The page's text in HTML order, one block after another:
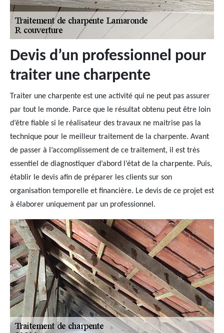
Devis d’un professionnel pour
traiter une charpente
Traiter une charpente est une activité qui ne peut pas assurer
par tout le monde. Parce que le résultat obtenu peut être loin
d’être fiable si le réalisateur des travaux ne maitrise pas la
technique pour le meilleur traitement de la charpente. Avant
de passer à l’accomplissement de ce traitement, il est très
essentiel de diagnostiquer d’abord l’état de la charpente. Puis,
établir le devis afin de préparer les clients sur son
organisation temporelle et financière. Le devis de ce projet est
à élaborer uniquement par un professionnel.